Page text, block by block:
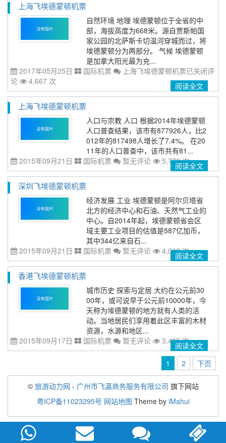
上海飞埃德蒙顿机票
自然环境 地理 埃德蒙顿位于全省的中
部，海拔高度为668米。源自贾斯帕国
家公园的北萨斯卡切温河穿城而过，将
埃德蒙顿分为两部分。 气候 埃德蒙顿
是加拿大阳光最为充...
2017年05月25日
国际机票 上海飞埃德蒙顿机票已关闭评
论
4,667 次 阅读全文
上海飞埃德蒙顿机票
人口与宗教 人口 根据2014年埃德蒙顿
人口普查结果，该市有877926人，比2
012年的817498人增长了7.4%。 在20
11年的人口普查中，该市共有81...
2015年09月21日
国际机票 暂无评论 5,779 次阅读全文
深圳飞埃德蒙顿机票
经济发展 工业 埃德蒙顿是阿尔贝塔省
北方的经济中心和石油、天然气工业的
中心。自2014年起，埃德蒙顿省会区
域主要工业项目的估值是587亿加币，
其中344亿来自石...
2015年09月21日
国际机票 暂无评论 4,043 次阅读全文
香港飞埃德蒙顿机票
城市历史 探索与定居 大约在公元前30
00年，或可说早于公元前10000年，今
天称为埃德蒙顿的地方就有人类的活
动。当地居民们享用着此区丰富的木材
资源，水源和地区...
2015年09月17日
国际机票 暂无评论 3,425 次阅读全文
1
2 下页
© 旅游动力网 - 广州市飞瀛商务服务有限公司 旗下网站
粤ICP备11023295号 网站地图 Theme by iMahui